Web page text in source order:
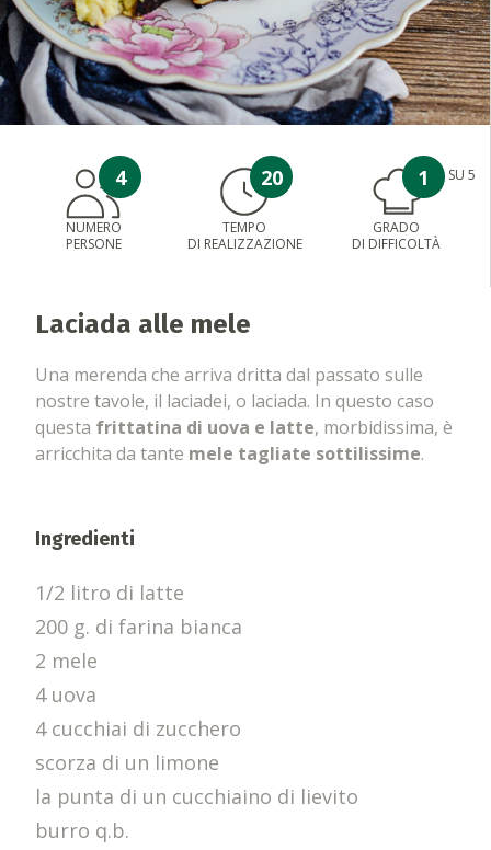
4
NUMERO
PERSONE
20
TEMPO
DI REALIZZAZIONE
1 SU 5
GRADO
DI DIFFICOLTÀ
Laciada alle mele
Una merenda che arriva dritta dal passato sulle
nostre tavole, il laciadei, o laciada. In questo caso
questa frittatina di uova e latte, morbidissima, è
arricchita da tante mele tagliate sottilissime.
Ingredienti
1/2 litro di latte
200 g. di farina bianca
2 mele
4 uova
4 cucchiai di zucchero
scorza di un limone
la punta di un cucchiaino di lievito
burro q.b.